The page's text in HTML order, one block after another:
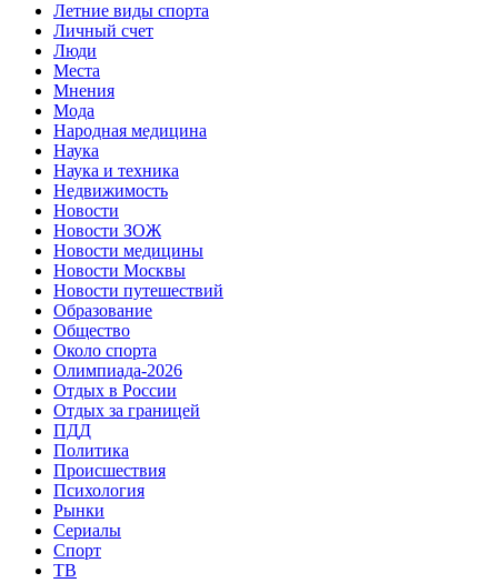
Летние виды спорта
Личный счет
Люди
Места
Мнения
Мода
Народная медицина
Наука
Наука и техника
Недвижимость
Новости
Новости ЗОЖ
Новости медицины
Новости Москвы
Новости путешествий
Образование
Общество
Около спорта
Олимпиада-2026
Отдых в России
Отдых за границей
ПДД
Политика
Происшествия
Психология
Рынки
Сериалы
Спорт
ТВ